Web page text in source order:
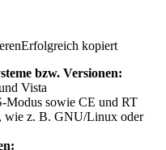
Erfolgreich kopiert
bzw. Versionen:
Vista
Modus sowie CE und RT
wie z. B. GNU/Linux oder